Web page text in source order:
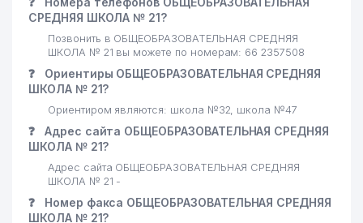
СРЕДНЯЯ ШКОЛА № 21?
Позвонить в ОБЩЕОБРАЗОВАТЕЛЬНАЯ СРЕДНЯЯ
ШКОЛА № 21 вы можете по номерам: 66 2357508
❓
Ориентиры ОБЩЕОБРАЗОВАТЕЛЬНАЯ СРЕДНЯЯ
ШКОЛА № 21?
Ориентиром являются: школа №32, школа №47
❓
Адрес сайта ОБЩЕОБРАЗОВАТЕЛЬНАЯ СРЕДНЯЯ
ШКОЛА № 21?
Адрес сайта ОБЩЕОБРАЗОВАТЕЛЬНАЯ СРЕДНЯЯ
ШКОЛА № 21 -
❓
Номер факса ОБЩЕОБРАЗОВАТЕЛЬНАЯ СРЕДНЯЯ
ШКОЛА № 21?